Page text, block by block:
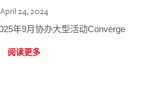
April 24, 2024
年9月协办大型活动Converge
阅读更多